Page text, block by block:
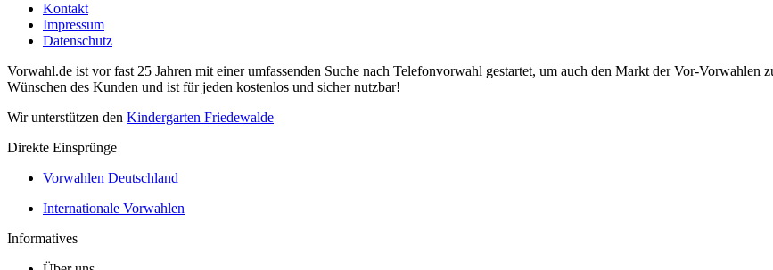
Kontakt
Impressum
Datenschutz
Vorwahl.de ist vor fast 25 Jahren mit einer umfassenden Suche nach Telefonvorwahl gestartet, um auch den Markt der Vor-Vorwahlen
Wünschen des Kunden und ist für jeden kostenlos und sicher nutzbar!
Wir unterstützen den Kindergarten Friedewalde
Direkte Einsprünge
Vorwahlen Deutschland
Internationale Vorwahlen
Informatives